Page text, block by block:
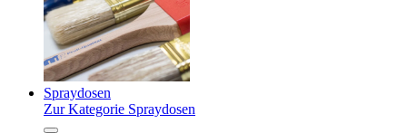
Spraydosen
Zur Kategorie Spraydosen